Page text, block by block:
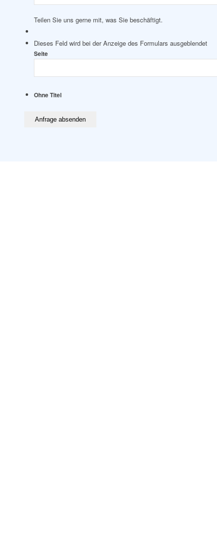
Teilen Sie uns gerne mit, was Sie beschäftigt.
Dieses Feld wird bei der Anzeige des Formulars ausgeblendet
Seite
Ohne Titel